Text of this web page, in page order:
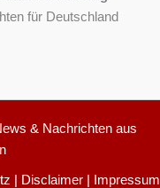
für Deutschland
& Nachrichten aus
Disclaimer Impressum